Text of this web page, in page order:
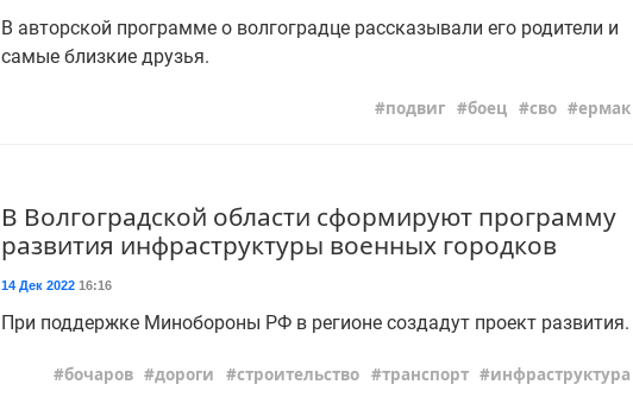
В авторской программе о волгоградце рассказывали его родители и
самые близкие друзья.
подвиг боец сво ермак
В Волгоградской области сформируют программу
развития инфраструктуры военных городков
14 Дек 2022 16:16
При поддержке Минобороны РФ в регионе создадут проект развития.
бочаров дороги строительство транспорт
инфраструктура